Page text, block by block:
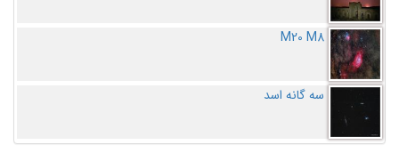
M20 M8
سه گانه اسد